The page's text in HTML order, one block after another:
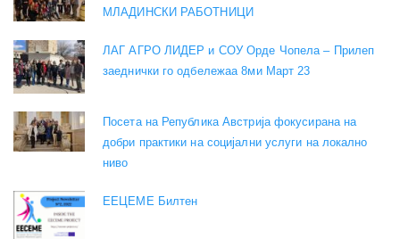
МЛАДИНСКИ РАБОТНИЦИ
ЛАГ АГРО ЛИДЕР и СОУ Орде Чопела – Прилеп
заеднички го одбележаа 8ми Март 23
Посета на Република Австрија фокусирана на
добри практики на социјални услуги на локално
ниво
EEЦЕМЕ Билтен